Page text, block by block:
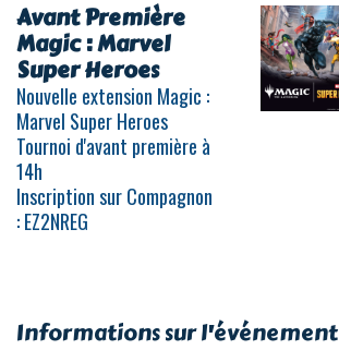
Avant Première
Magic : Marvel
Super Heroes
Nouvelle extension Magic :
Marvel Super Heroes
Tournoi d'avant première à
14h
Inscription sur Compagnon
: EZ2NREG
Informations sur l'événement